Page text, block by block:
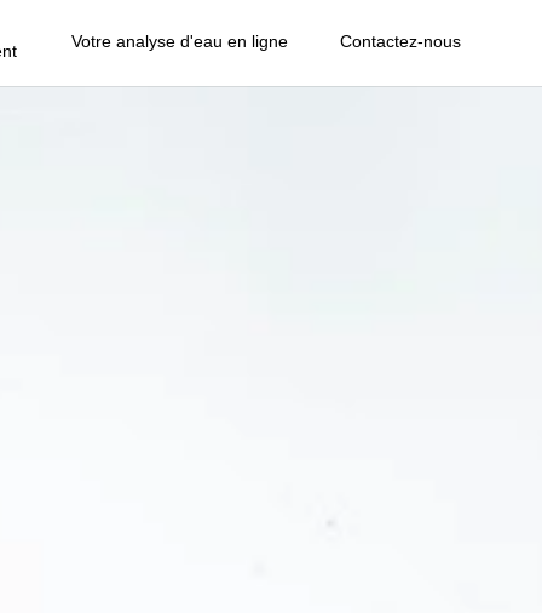
Votre analyse d'eau en ligne Contactez-nous